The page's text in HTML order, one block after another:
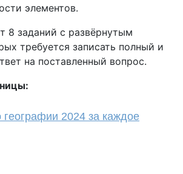
элементов.
8 заданий с развёрнутым
требуется записать полный и
на поставленный вопрос.
2024 за каждое